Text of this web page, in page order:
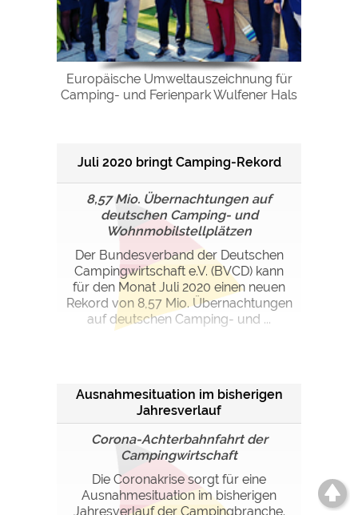
Europäische Umweltauszeichnung für
Camping- und Ferienpark Wulfener Hals
Juli 2020 bringt Camping-Rekord
8,57 Mio. Übernachtungen auf
deutschen Camping- und
Wohnmobilstellplätzen
Der Bundesverband der Deutschen
Campingwirtschaft e.V. (BVCD) kann
für den Monat Juli 2020 einen neuen
Rekord von 8,57 Mio. Übernachtungen
auf deutschen Camping- und ...
Ausnahmesituation im bisherigen
Jahresverlauf
Corona-Achterbahnfahrt der
Campingwirtschaft
Die Coronakrise sorgt für eine
Ausnahmesituation im bisherigen
Jahresverlauf der Campingbranche.